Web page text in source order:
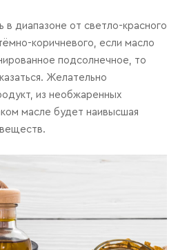
в диапазоне от светло-красного
коричневого, если масло
подсолнечное, то
Желательно
из необжаренных
масле будет наивысшая